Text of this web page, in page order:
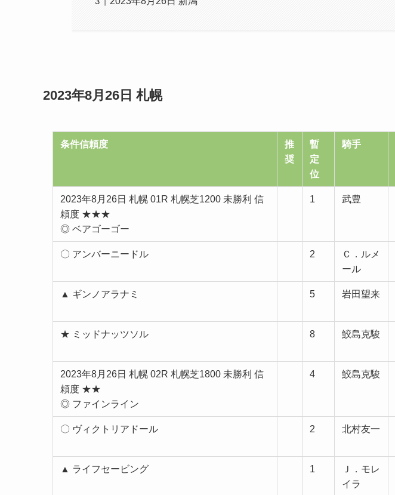
2023年8月26日 札幌
条件信頼度
推
奨
暫
定
位
騎手
2023年8月26日 札幌 01R 札幌芝1200 未勝利 信
頼度 ★★★
◎ ベアゴーゴー
1 武豊
〇 アンバーニードル 2
Ｃ．ルメ
ール
▲ ギンノアラナミ 5 岩田望来
★ ミッドナッツソル 8 鮫島克駿
2023年8月26日 札幌 02R 札幌芝1800 未勝利 信
頼度 ★★
◎ ファインライン
4 鮫島克駿
〇 ヴィクトリアドール 2 北村友一
▲ ライフセービング 1
Ｊ．モレ
イラ